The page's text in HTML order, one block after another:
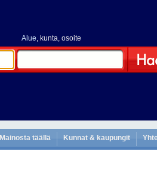
Alue, kunta, osoite
Mainosta täällä Kunnat & kaupungit